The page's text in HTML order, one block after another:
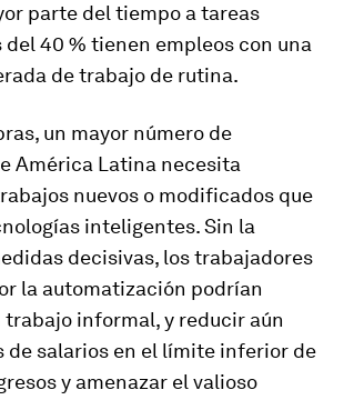
parte del tiempo a tareas
40 % tienen empleos con una
de trabajo de rutina.
un mayor número de
América Latina necesita
nuevos o modificados que
inteligentes. Sin la
decisivas, los trabajadores
la automatización podrían
informal, y reducir aún
de salarios en el límite inferior de
y amenazar el valioso